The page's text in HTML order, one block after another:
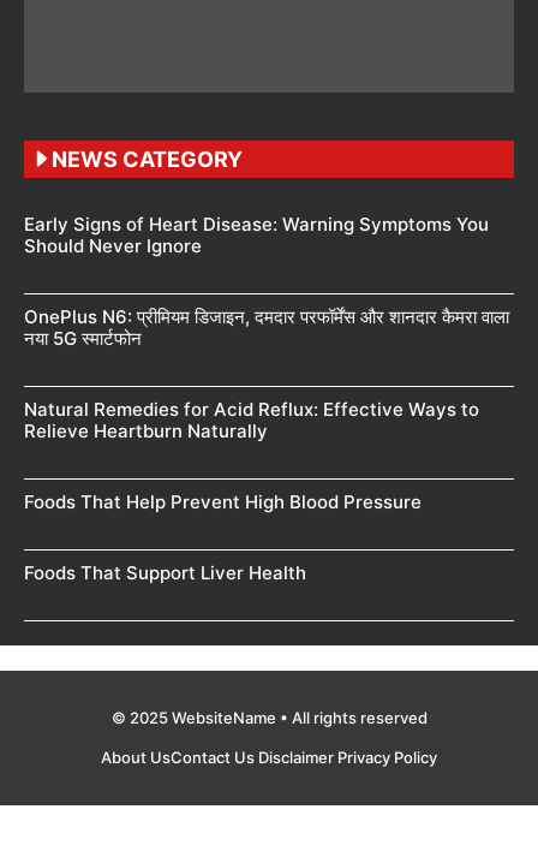
NEWS CATEGORY
Early Signs of Heart Disease: Warning Symptoms You
Should Never Ignore
OnePlus N6: प्रीमियम डिजाइन, दमदार परफॉर्मेंस और शानदार कैमरा वाला
नया 5G स्मार्टफोन
Natural Remedies for Acid Reflux: Effective Ways to
Relieve Heartburn Naturally
Foods That Help Prevent High Blood Pressure
Foods That Support Liver Health
© 2025 WebsiteName • All rights reserved
About UsContact Us Disclaimer Privacy Policy